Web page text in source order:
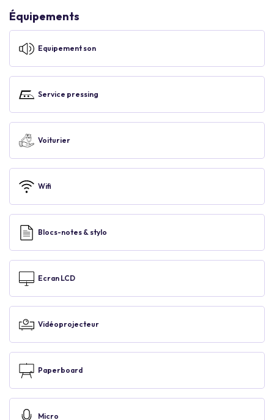
Équipements
Equipement son
Service pressing
Voiturier
Wifi
Blocs-notes & stylo
Ecran LCD
Vidéoprojecteur
Paperboard
Micro